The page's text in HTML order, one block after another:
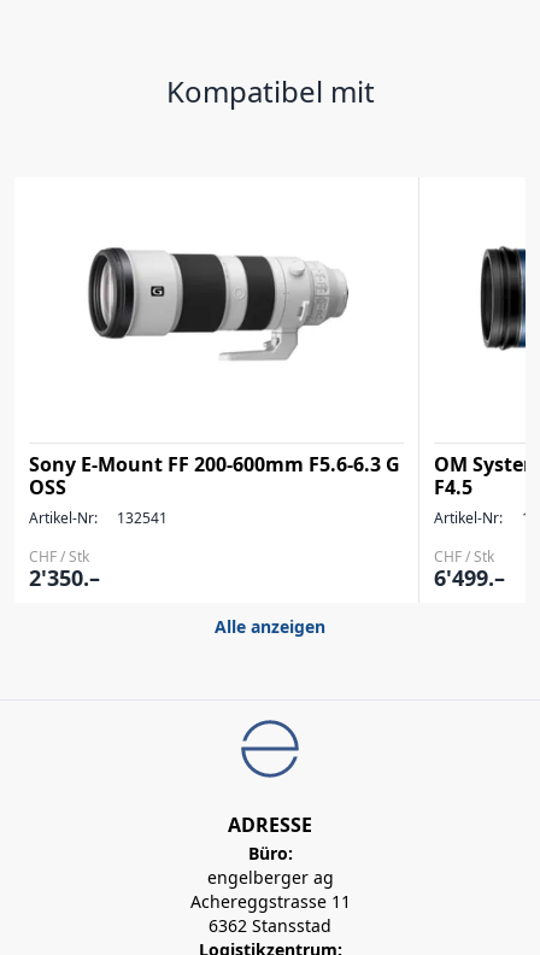
Kompatibel mit
Sony E-Mount FF 200-600mm F5.6-6.3 G
OSS
Artikel-Nr:
132541
CHF / Stk
2'350.–
OM
F4.5
Artikel-Nr:
CHF / Stk
6'499.–
Alle anzeigen
ADRESSE
Büro:
engelberger ag
Achereggstrasse 11
6362 Stansstad
Logistikzentrum: